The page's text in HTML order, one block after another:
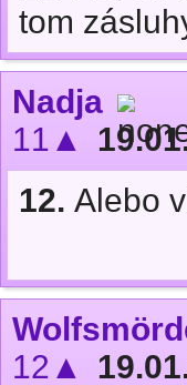
tom
Nadja
11▲
12. Alebo
12▲